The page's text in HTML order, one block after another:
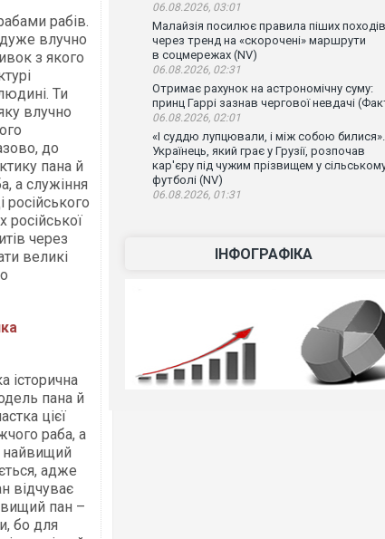
рабів.
дуже влучно
з якого
Ти
влучно
до
пана й
а служіння
російського
російської
через
великі
історична
пана й
цієї
раба, а
найвищий
адже
відчуває
пан –
бо для
06.08.2026, 03:01
Малайзія посилює правила піших походів
через тренд на «скорочені» маршрути
в соцмережах (NV)
06.08.2026, 02:31
Отримає рахунок на астрономічну суму:
принц Гаррі зазнав чергової невдачі
06.08.2026, 02:01
«І суддю лупцювали, і між собою билися».
Українець, який грає у Грузії, розпочав
кар'єру під чужим прізвищем у
футболі (NV)
06.08.2026, 01:31
ІНФОГРАФІКА